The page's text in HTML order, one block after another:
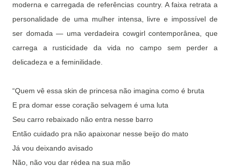
moderna e carregada de referências country. A faixa retrata a
personalidade de uma mulher intensa, livre e impossível de
ser domada — uma verdadeira cowgirl contemporânea, que
carrega a rusticidade da vida no campo sem perder a
delicadeza e a feminilidade.
“Quem vê essa skin de princesa não imagina como é bruta
E pra domar esse coração selvagem é uma luta
Seu carro rebaixado não entra nesse barro
Então cuidado pra não apaixonar nesse beijo do mato
Já vou deixando avisado
Não, não vou dar rédea na sua mão